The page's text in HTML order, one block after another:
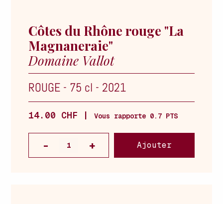
Côtes du Rhône rouge "La
Magnaneraie"
Domaine Vallot
ROUGE - 75 cl - 2021
14.00 CHF | Vous rapporte 0.7 PTS
Ajouter